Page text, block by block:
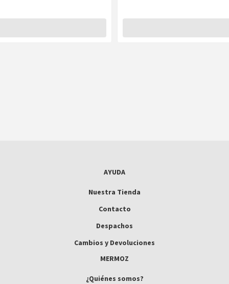
AYUDA
Nuestra Tienda
Contacto
Despachos
Cambios y Devoluciones
MERMOZ
¿Quiénes somos?